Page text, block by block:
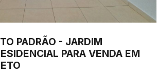
PADRÃO - JARDIM
PARA VENDA EM